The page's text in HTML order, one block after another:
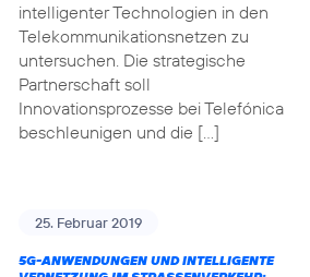
intelligenter Technologien in den
Telekommunikationsnetzen zu
untersuchen. Die strategische
Partnerschaft soll
Innovationsprozesse bei Telefónica
beschleunigen und die […]
25. Februar 2019
5G-ANWENDUNGEN UND INTELLIGENTE